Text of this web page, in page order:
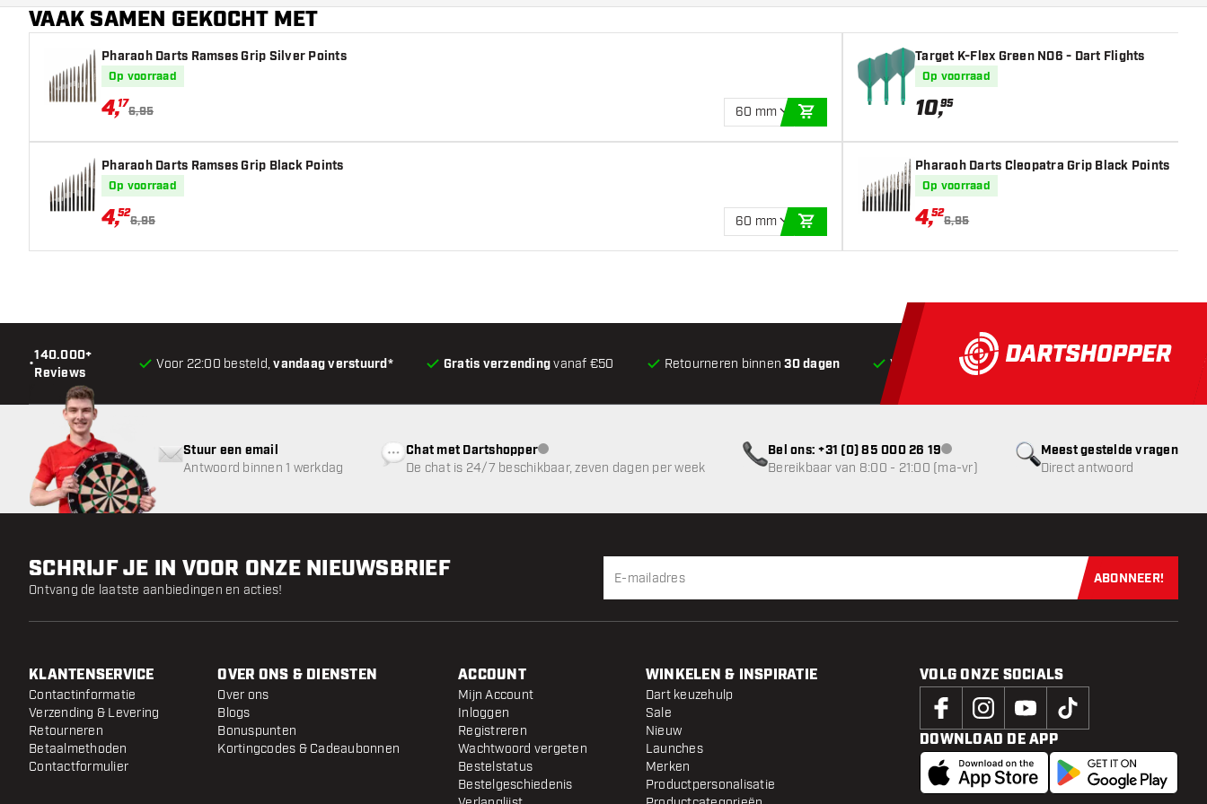
VAAK SAMEN GEKOCHT MET
Pharaoh Darts Ramses Grip Silver Points
Op voorraad
4,17
6,95 60 mm
Pharaoh Darts Ramses Grip Black Points
Op voorraad
4,52
6,95 60 mm
Target K-Flex Green NO6 - Dart Flights
Op voorraad
10,95
Pharaoh Darts Cleopatra Grip Black Points
Op voorraad
4,52
6,95
•
140.000+
Reviews
Voor 22:00 besteld,vandaag verstuurd* Gratis verzendingvanaf €50 Retourneren binnen30 dagen Voor 22:00 besteld,vandaag verstuurd*
Meest gestelde vragen
Direct antwoord
Stuur een email
Antwoord binnen 1 werkdag
Chat met Dartshopperklantenservice niet beschikbaar
De chat is 24/7 beschikbaar, zeven dagen per week
Bel ons: +31 (0) 85 000 26 19klantenservice niet beschikbaar
Bereikbaar van 8:00 - 21:00 (ma-vr)
SCHRIJF JE IN VOOR ONZE NIEUWSBRIEF
Ontvang de laatste aanbiedingen en acties!
Schrijf je
ABONNEER!
KLANTENSERVICE
Contactinformatie
Verzending & Levering
Retourneren
Betaalmethoden
Contactformulier
OVER ONS & DIENSTEN
Over ons
Blogs
Bonuspunten
Kortingcodes & Cadeaubonnen
ACCOUNT
Mijn Account
Inloggen
Registreren
Wachtwoord vergeten
Bestelstatus
Bestelgeschiedenis
WINKELEN & INSPIRATIE
Dart keuzehulp
Sale
Nieuw
Launches
Merken
Productpersonalisatie
VOLG ONZE SOCIALS
DOWNLOAD DE APP